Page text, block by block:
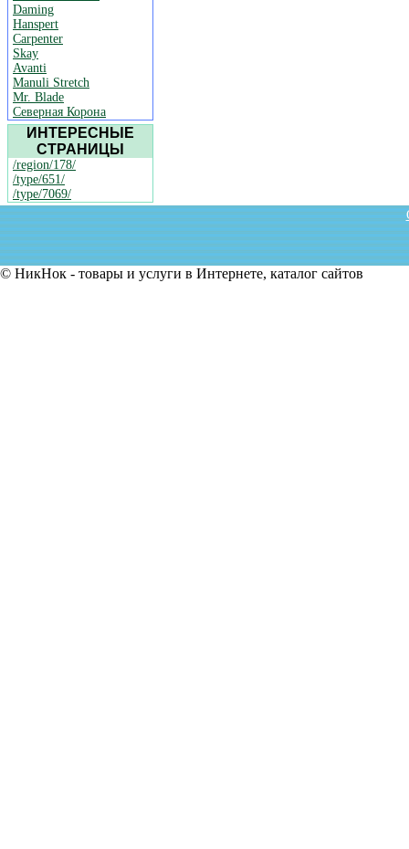
Daming
Hanspert
Carpenter
Skay
Avanti
Manuli Stretch
Mr. Blade
Северная Корона
ИНТЕРЕСНЫЕ
СТРАНИЦЫ
/region/178/
/type/651/
/type/7069/
© НикНок - товары и услуги в Интернете, каталог сайтов